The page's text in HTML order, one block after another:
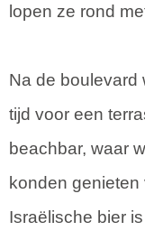
lopen ze rond
Na de boulevard
tijd voor een
beachbar, waar
konden genieten
Israëlische bier